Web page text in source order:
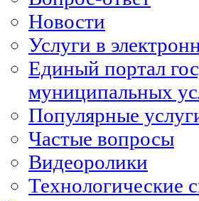
Новости
Услуги в
Единый портал
муниципальных
Популярные
Частые вопросы
Видеоролики
Технологические